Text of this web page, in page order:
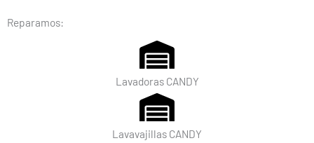
Reparamos:
Lavadoras CANDY
Lavavajillas CANDY